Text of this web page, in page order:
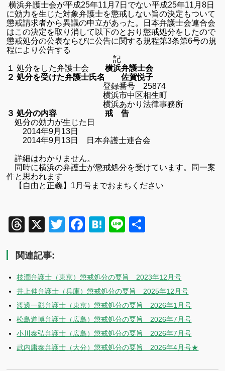
横浜弁護士会が平成25年11 月7日でない平成25年11 月8日
に効力を生じた対象弁護士を懲戒しない旨の決定もついて
懲戒請求者から異議の申立があった。
日本弁護士会連合会
はこの決定を取り消して以下のとおり懲戒処分をしたので
懲戒処分の公表ならびに公告に関する規程第3条第6号の規
程により公告する
記
１ 処分をした弁護士会横浜弁護士会
２ 処分を受けた弁護士氏名 佐賀悦子
登録番号 25874
横浜市中区相生町
横浜あかり法律事務所
３ 処分の内容 戒 告
処分の効力が生じた日
2014年9月 13日
2014年9月 13日 日本弁護士連合会
詳細はわかりません。
同時に横浜の弁護士が懲戒処分を受けています。同一案
件と思われます
【自由と正義】1月号までおまちください
Threads
X TwitterFacebook
Hatena
Line
関連記事:
枝潤弁護士（東京）懲戒処分の要旨 2023年12月号
井上伸弁護士（兵庫）懲戒処分の要旨 2025年12月号
渡邊一彰弁護士（東京）懲戒処分の要旨 2026年1月号
松島道博弁護士（広島）懲戒処分の要旨 2026年7月号
小川泰弘弁護士（広島）懲戒処分の要旨 2026年7月号
武内庸泰弁護士（大分）懲戒処分の要旨 2026年4月号★